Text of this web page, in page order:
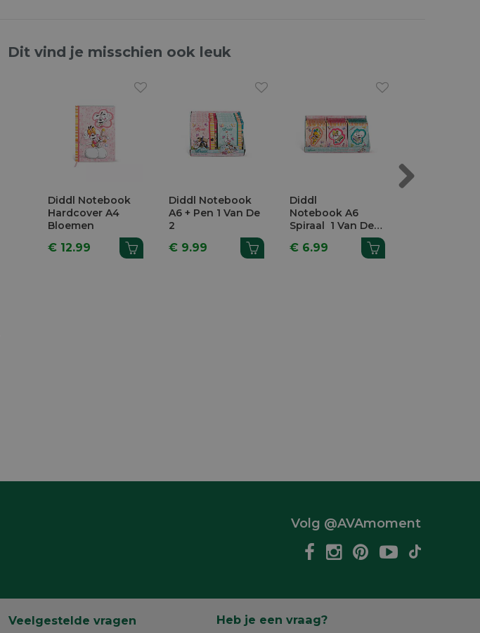
Dit vind je misschien ook leuk
Diddl Notebook
Hardcover A4
Bloemen
€ 12.99
Diddl Notebook
A6 + Pen 1 Van De
2
€ 9.99
Diddl
Notebook A6
Spiraal 1 Van De
€ 6.99
Volg @AVAmoment
Veelgestelde vragen Heb je een vraag?